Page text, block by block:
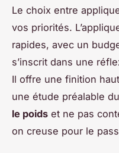
Le choix entre
vos priorités.
rapides, avec un
s’inscrit dans une
Il offre une finition
une étude préalable
le poids et ne pas
on creuse pour le